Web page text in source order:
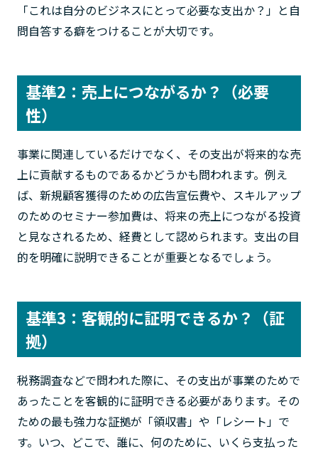
「これは自分のビジネスにとって必要な支出か？」と自
問自答する癖をつけることが大切です。
基準2：売上につながるか？（必要
性）
事業に関連しているだけでなく、その支出が将来的な売
上に貢献するものであるかどうかも問われます。例え
ば、新規顧客獲得のための広告宣伝費や、スキルアップ
のためのセミナー参加費は、将来の売上につながる投資
と見なされるため、経費として認められます。支出の目
的を明確に説明できることが重要となるでしょう。
基準3：客観的に証明できるか？（証
拠）
税務調査などで問われた際に、その支出が事業のためで
あったことを客観的に証明できる必要があります。その
ための最も強力な証拠が「領収書」や「レシート」で
す。いつ、どこで、誰に、何のために、いくら支払った